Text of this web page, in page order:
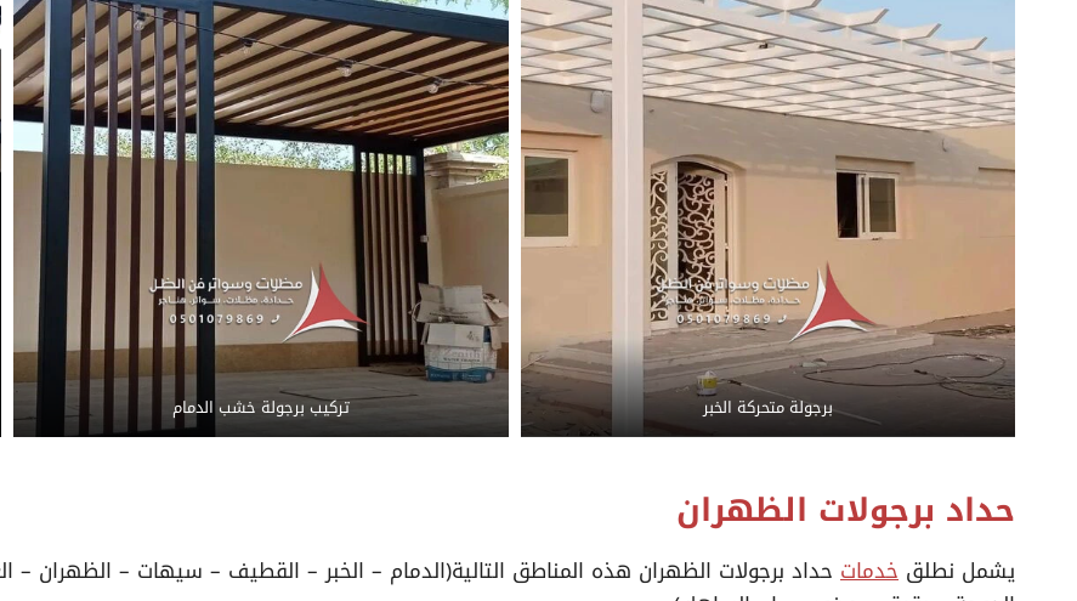
برجولة متحركة الخبر تركيب برجولة خشب الدمام
حداد برجولات الظهران
يشمل نطلق خدمات حداد برجولات الظهران هذه المناطق التالية(الدمام – الخبر – القطيف – سيهات – الظهران –